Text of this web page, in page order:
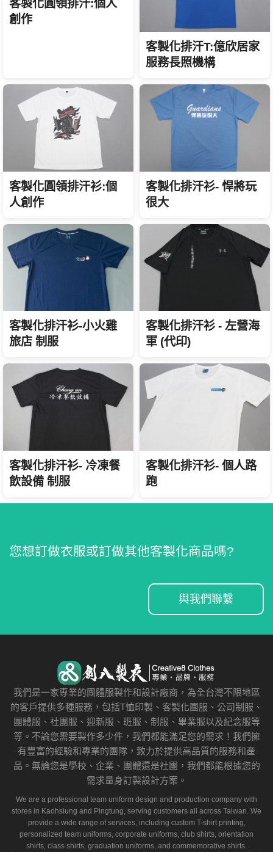
客製化圓領排汗:個人
創作
客製化排汗T:億欣居家
服務長照機構
客製化圓領排汗衫:個
人創作
客製化排汗衫- 悍將玩
很大
客製化排汗衫-小火雞
旅店 制服
客製化排汗衫 - 左營海
軍 (代印)
客製化排汗衫- 冷凍餐
飲設備 制服
客製化排汗衫- 個人路
跑
您想訂做衣服或訂做其他客製化商品嗎?
與我們聯繫
我們是一家專業的團體服製作和設計廠商，為全台灣不限地區
的客戶提供多種服務，包括T恤印製、客製化團服、公司制服、
團體服、社團服、迎新服、班服、制服、畢業服以及紀念服等
等。不論您需要製作多少件，我們都能滿足您的需求！我們擁
有豐富的經驗和專業的團隊，致力於提供高品質的服務和產
品。無論您是學校、企業、團體還是社團，我們都能根據您的
需求量身訂製設計方案。
We are a professional team uniform design and production company with
stores in Kaohsiung and Pingtung, serving customers all across Taiwan. We
provide a wide range of services, including custom T-shirt printing,
personalized team uniforms, corporate uniforms, club shirts, orientation
shirts, class shirts, graduation uniforms, and commemorative shirts.